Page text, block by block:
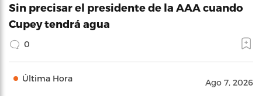
Sin precisar el presidente de la AAA cuando
Cupey tendrá agua
0
Última Hora Ago 7, 2026